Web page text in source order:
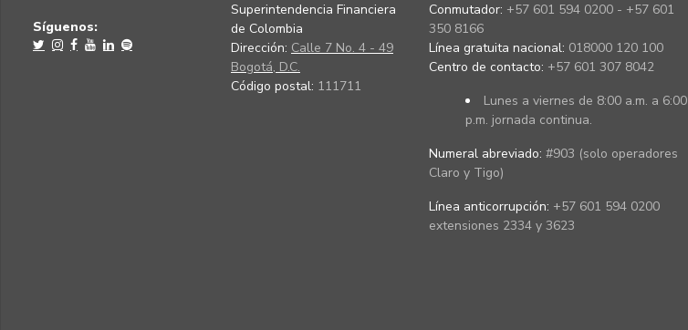
Síguenos:
Superintendencia Financiera
de Colombia
Dirección: Calle 7 No. 4 - 49
Bogotá, D.C.
Código postal: 111711
Conmutador: +57 601 594 0200 - +57 601
350 8166
Línea gratuita nacional: 018000 120 100
Centro de contacto: +57 601 307 8042
Lunes a viernes de 8:00 a.m. a 6:00
p.m. jornada continua.
Numeral abreviado: #903 (solo operadores
Claro y Tigo)
Línea anticorrupción: +57 601 594 0200
extensiones 2334 y 3623